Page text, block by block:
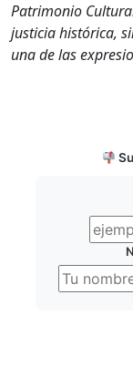
Patrimonio
justicia histórica,
una de las